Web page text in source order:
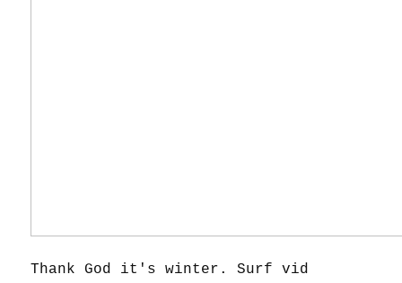
Thank God it's winter. Surf vid